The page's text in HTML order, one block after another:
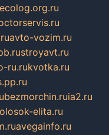
ecolog.org.ru
avto-vozim.ru
stroyavt.ru
ru.rukvotka.ru
bezmorchin.ruia2.ru
elita.ru
avegainfo.ru